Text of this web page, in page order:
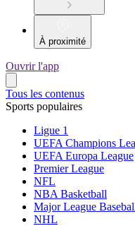
À proximité
Ouvrir l'app
Tous les contenus
Sports populaires
Ligue 1
UEFA Champions
UEFA Europa League
Premier League
NFL
NBA Basketball
Major League
NHL